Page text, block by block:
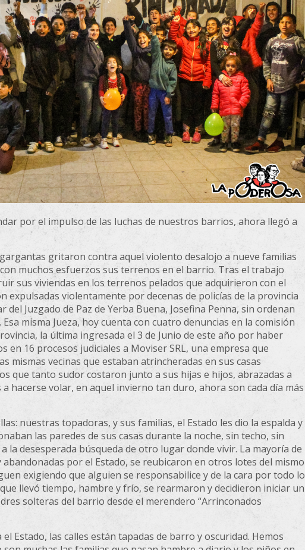
por el impulso de las luchas de nuestros barrios, ahora llegó a
gritaron contra aquel violento desalojo a nueve familias
muchos esfuerzos sus terrenos en el barrio. Tras el trabajo
sus viviendas en los terrenos pelados que adquirieron con el
expulsadas violentamente por decenas de policías de la provincia
Juzgado de Paz de Yerba Buena, Josefina Penna, sin ordenan
misma Jueza, hoy cuenta con cuatro denuncias en la comisión
la última ingresada el 3 de Junio de este año por haber
16 procesos judiciales a Moviser SRL, una empresa que
mismas vecinas que estaban atrincheradas en sus casas
que tanto sudor costaron junto a sus hijas e hijos, abrazadas a
hacerse volar, en aquel invierno tan duro, ahora son cada día más
nuestras topadoras, y sus familias, el Estado les dio la espalda y
las paredes de sus casas durante la noche, sin techo, sin
la desesperada búsqueda de otro lugar donde vivir. La mayoría de
por el Estado, se reubicaron en otros lotes del mismo
exigiendo que alguien se responsabilice y de la cara por todo lo
llevó tiempo, hambre y frío, se rearmaron y decidieron iniciar un
solteras del barrio desde el merendero “Arrinconados
Estado, las calles están tapadas de barro y oscuridad. Hemos